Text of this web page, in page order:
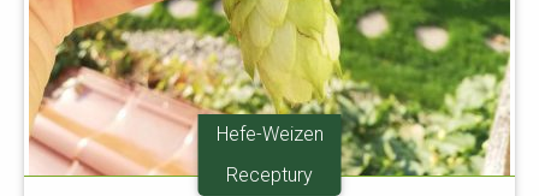
Hefe-Weizen
Receptury